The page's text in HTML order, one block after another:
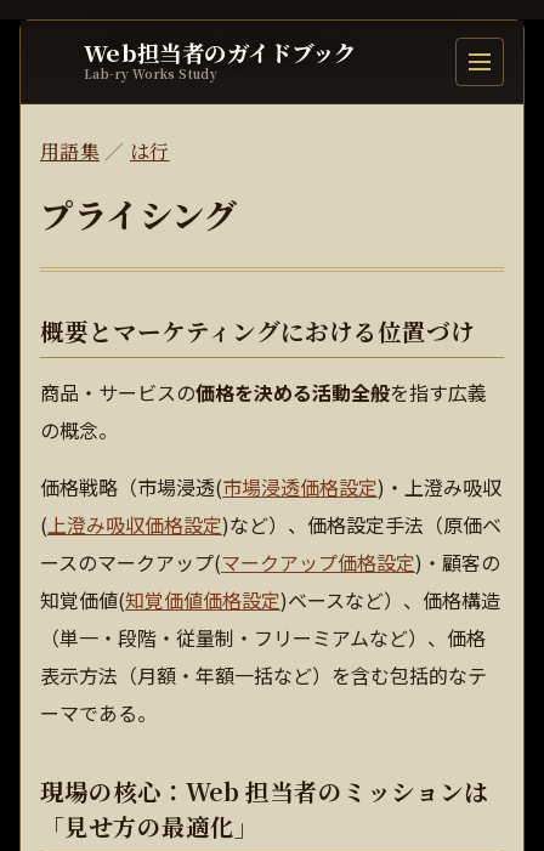
Web担当者のガイドブック
Lab-ry Works Study 目次を開
用語集／ は行
プライシング
概要とマーケティングにおける位置づけ
商品・サービスの価格を決める活動全般を指す広義
の概念。
価格戦略（市場浸透(市場浸透価格設定)・上澄み吸収
( 上澄み吸収価格設定)など）、価格設定手法（原価ベ
ースのマークアップ(マークアップ価格設定)・顧客の
知覚価値(知覚価値価格設定)ベースなど）、価格構造
（単一・段階・従量制・フリーミアムなど）、価格
表示方法（月額・年額一括など）を含む包括的なテ
ーマである。
現場の核心：Web 担当者のミッションは
「見せ方の最適化」